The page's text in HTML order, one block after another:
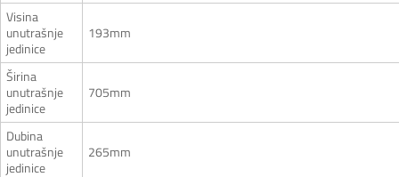
Visina
unutrašnje
jedinice
193mm
Širina
unutrašnje
jedinice
705mm
Dubina
unutrašnje
jedinice
265mm